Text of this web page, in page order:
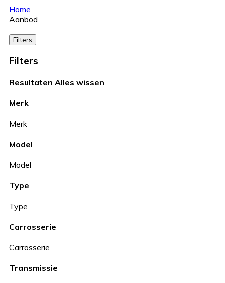
Home
Aanbod
Filters
Filters
Resultaten Alles wissen
Merk
Merk
Model
Model
Type
Type
Carrosserie
Carrosserie
Transmissie